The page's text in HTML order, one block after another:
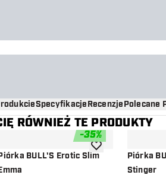
SpecyfikacjeRecenzjePolecane
RÓWNIEŻ TE PRODUKTY
życzeń
-35%
BULL'S Erotic Slimdodaj do listy życzeń
Piórka
Stinger